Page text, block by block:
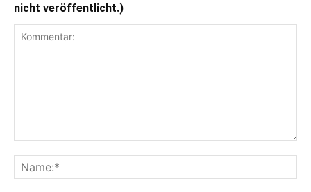
nicht veröffentlicht.)